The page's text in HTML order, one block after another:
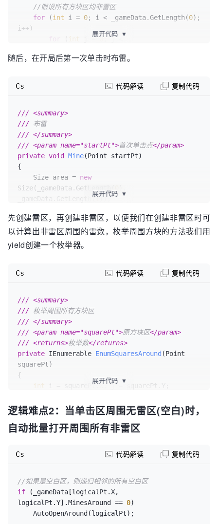
//假设所有方块区均非雷区
for (int i = 0; i < _gameData.GetLength(0);
i++)
for
int j = 0; j <
            _gameData[i, j] =
}
展开代码 ▼
随后，在开局后第一次单击时布雷。
/// <summary>
/// 布雷
/// </summary>
/// <param name="startPt">首次单击点</param>
private void Mine(Point startPt)
{
    Size area =
new
Size(_gameData.GetLength(
_gameData.GetLength(1));
startPt };
//随机创建雷区
        Point pt = GetRandomPoint(area,
true
, 0);
        excluded.Add(pt);
    }
; i < _gameData.GetLength(
i++)
j = 0; j <
            {
int minesAround =
EnumSquaresAround(new Point(i, j)).Cast<Square>
Square(new Point(i, j), false, minesAround);
            }
    _gameStarted =
true
Cs 代码解读 复制代码
展开代码 ▼
先创建雷区，再创建非雷区，以便我们在创建非雷区时可
以计算出非雷区周围的雷数，枚举周围方块的方法我们用
yield创建一个枚举器。
/// <summary>
/// 枚举周围所有方块区
/// </summary>
/// <param name="squarePt">原方块区</param>
/// <returns>枚举数</returns>
private IEnumerable EnumSquaresAround (Point
squarePt)
{
int i = squarePt.X, j = squarePt.Y;
//周围所有方块区
for ( x = i - ; x <= i + ; ++x)//横向
    {
_gameData.GetLength(
))//越界
for (int y = j - 1; y <= j +
纵向
        {
if (y < 0 || y >=
Cs 代码解读 复制代码
展开代码 ▼
逻辑难点2：当单击区周围无雷区(空白)时，
自动批量打开周围所有非雷区
//如果是空白区，则递归相邻的所有空白区
if (_gameData[logicalPt.X,
logicalPt.Y].MinesAround == 0)
    AutoOpenAround(logicalPt);
Cs 代码解读 复制代码